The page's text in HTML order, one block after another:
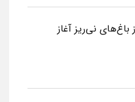
باغ‌های نی‌ریز آغاز